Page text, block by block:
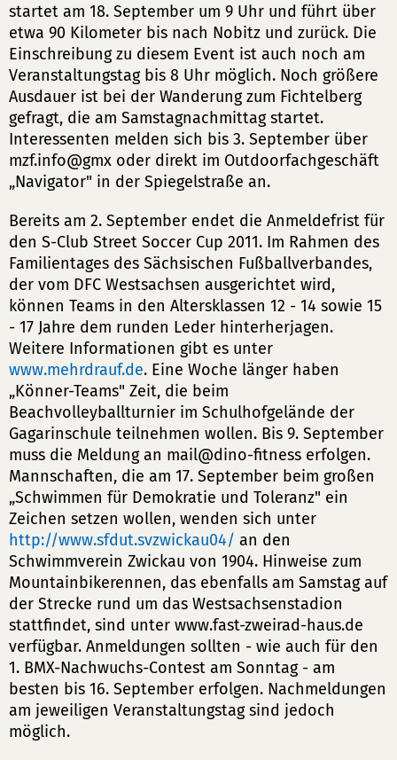
startet am 18. September um 9 Uhr und führt über
etwa 90 Kilometer bis nach Nobitz und zurück. Die
Einschreibung zu diesem Event ist auch noch am
Veranstaltungstag bis 8 Uhr möglich. Noch größere
Ausdauer ist bei der Wanderung zum Fichtelberg
gefragt, die am Samstagnachmittag startet.
Interessenten melden sich bis 3. September über
mzf.info@gmx oder direkt im Outdoorfachgeschäft
„Navigator" in der Spiegelstraße an.
Bereits am 2. September endet die Anmeldefrist für
den S-Club Street Soccer Cup 2011. Im Rahmen des
Familientages des Sächsischen Fußballverbandes,
der vom DFC Westsachsen ausgerichtet wird,
können Teams in den Altersklassen 12 - 14 sowie 15
- 17 Jahre dem runden Leder hinterherjagen.
Weitere Informationen gibt es unter
www.mehrdrauf.de. Eine Woche länger haben
„Könner-Teams" Zeit, die beim
Beachvolleyballturnier im Schulhofgelände der
Gagarinschule teilnehmen wollen. Bis 9. September
muss die Meldung an mail@dino-fitness erfolgen.
Mannschaften, die am 17. September beim großen
„Schwimmen für Demokratie und Toleranz" ein
Zeichen setzen wollen, wenden sich unter
http://www.sfdut.svzwickau04/ an den
Schwimmverein Zwickau von 1904. Hinweise zum
Mountainbikerennen, das ebenfalls am Samstag auf
der Strecke rund um das Westsachsenstadion
stattfindet, sind unter www.fast-zweirad-haus.de
verfügbar. Anmeldungen sollten - wie auch für den
1. BMX-Nachwuchs-Contest am Sonntag - am
besten bis 16. September erfolgen. Nachmeldungen
am jeweiligen Veranstaltungstag sind jedoch
möglich.